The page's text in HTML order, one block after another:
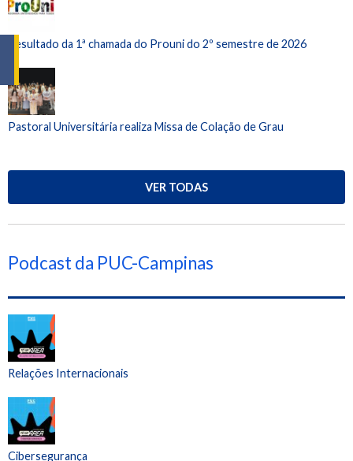
Resultado da 1ª chamada do Prouni do 2º semestre de 2026
Pastoral Universitária realiza Missa de Colação de Grau
VER TODAS
Podcast da PUC-Campinas
Relações Internacionais
Cibersegurança